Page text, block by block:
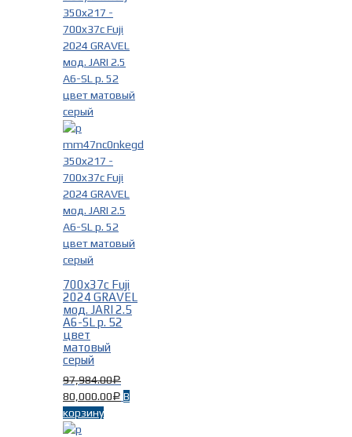
Fuji
Год выпуска
2023г.(1)
2024г.(16)
700x37c Fuji
2024 GRAVEL
мод. JARI 2.5
A6-SL р. 52
цвет
матовый
серый
97,984.00Р
80,000.00 Р В
корзину